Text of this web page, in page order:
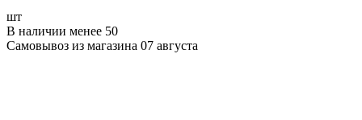
шт
В наличии менее 50
Самовывоз из магазина 07 августа